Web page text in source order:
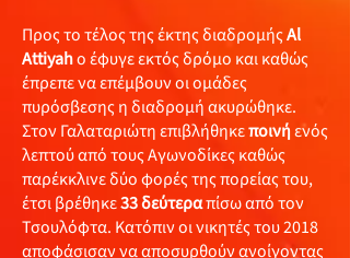
Προς το τέλος της έκτης διαδρομήςAl
Attiyahο έφυγε εκτός δρόμο και καθώς
έπρεπε να επέμβουν οι ομάδες
πυρόσβεσης η διαδρομή ακυρώθηκε.
Στον Γαλαταριώτη επιβλήθηκεποινήενός
λεπτού από τους Αγωνοδίκες καθώς
παρέκκλινε δύο φορές της πορείας του,
έτσι βρέθηκε33 δεύτεραπίσω από τον
Τσουλόφτα. Κατόπιν οι νικητές του 2018
αποφάσισαν να αποσυρθούν ανοίγοντας